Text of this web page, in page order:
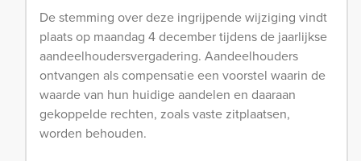
De stemming over deze ingrijpende wijziging vindt
plaats op maandag 4 december tijdens de jaarlijkse
aandeelhoudersvergadering. Aandeelhouders
ontvangen als compensatie een voorstel waarin de
waarde van hun huidige aandelen en daaraan
gekoppelde rechten, zoals vaste zitplaatsen,
worden behouden.